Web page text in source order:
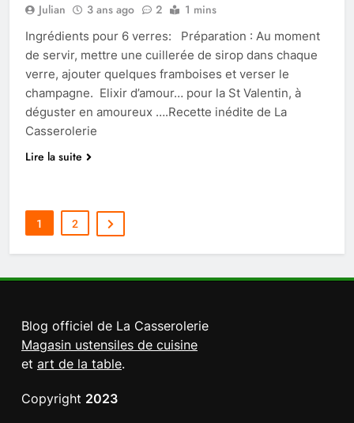
Julian 3 ans ago 2 1 mins
Ingrédients pour 6 verres: Préparation : Au moment
de servir, mettre une cuillerée de sirop dans chaque
verre, ajouter quelques framboises et verser le
champagne. Elixir d’amour… pour la St Valentin, à
déguster en amoureux ….Recette inédite de La
Casserolerie
Lire la suite
1 2
Blog officiel de La Casserolerie
Magasin ustensiles de cuisine
et art de la table.
Copyright 2023